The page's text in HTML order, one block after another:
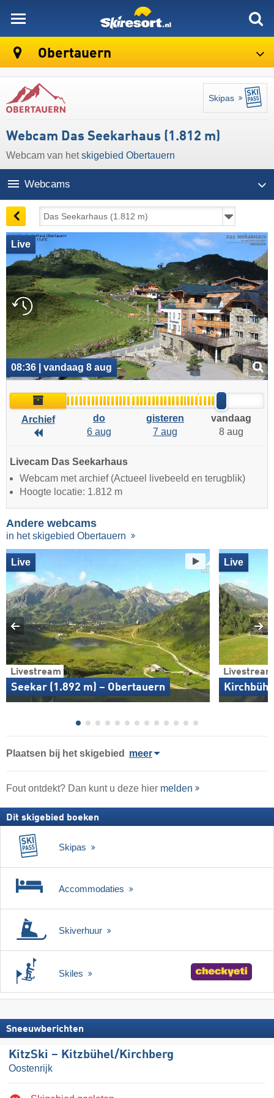
Obertauern
Skipas
Webcam Das Seekarhaus (1.812 m)
Webcam van hetskigebied Obertauern
Webcams
Live
08:36 | vandaag 8 aug
Archief
Archief
Archief
do
6 aug
gisteren
7 aug
vandaag
8 aug
Livecam Das Seekarhaus
Webcam met archief (Actueel livebeeld en terugblik)
Hoogte locatie: 1.812 m
Andere webcams
in het skigebied Obertauern
Livestream
Seekar (1.892 m) – Obertauern
Live
Livestream
Live
Plaatsen bij het skigebied meer
Fout ontdekt? Dan kunt u deze hier melden
Dit skigebied boeken
Skipas
Accommodaties
Skiverhuur
Skiles
Sneeuwberichten
KitzSki – Kitzbühel/​Kirchberg
Oostenrijk